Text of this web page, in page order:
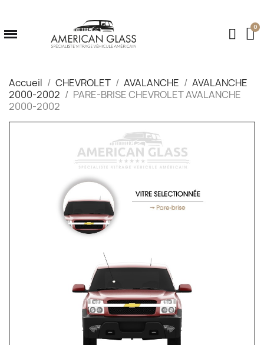
Accueil CHEVROLET AVALANCHE
AVALANCHE
2000-2002
PARE-BRISE CHEVROLET AVALANCHE
2000-2002